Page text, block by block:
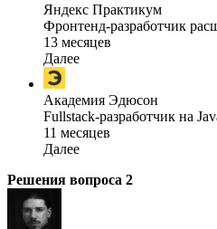
Яндекс Практикум
Фронтенд-разработчик
13 месяцев
Далее
Академия Эдюсон
Fullstack-разработчик на
11 месяцев
Далее
Решения вопроса 2